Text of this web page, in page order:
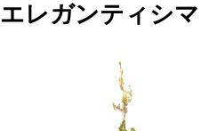
エレガンティシマ